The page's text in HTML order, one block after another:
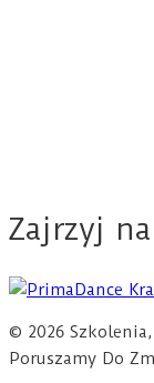
Zajrzyj
© 2026
Poruszamy Do